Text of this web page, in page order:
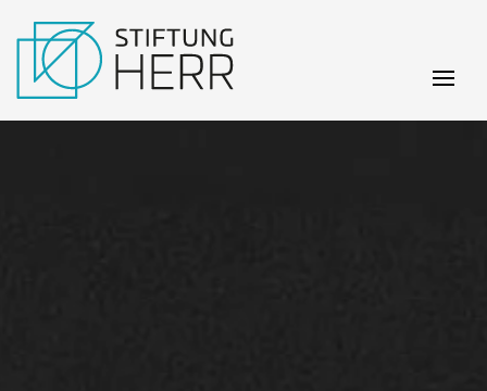
Skip to main content